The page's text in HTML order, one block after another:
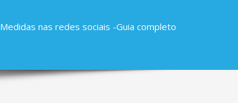
Medidas nas redes sociais -Guia completo